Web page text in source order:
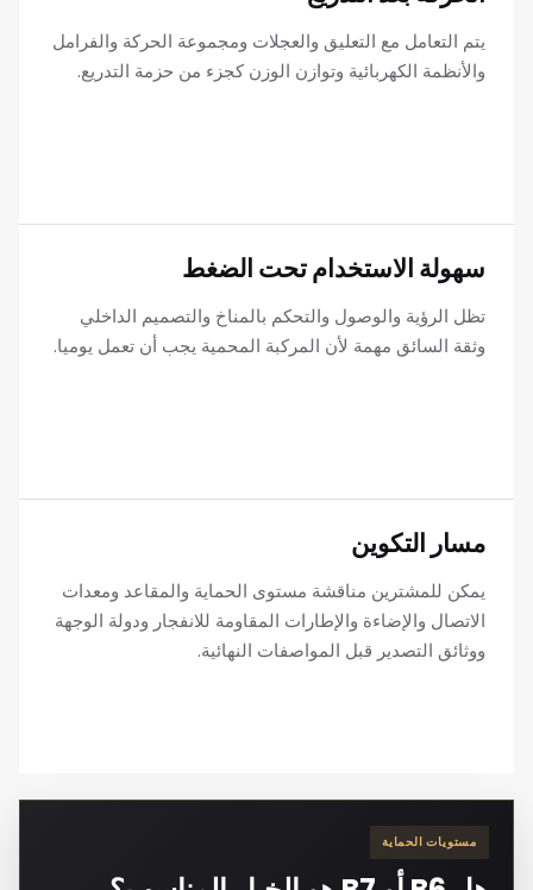
يتم التعامل مع التعليق والعجلات ومجموعة الحركة والفرامل
والأنظمة الكهربائية وتوازن الوزن كجزء من حزمة التدريع.
سهولة الاستخدام تحت الضغط
تظل الرؤية والوصول والتحكم بالمناخ والتصميم الداخلي
وثقة السائق مهمة لأن المركبة المحمية يجب أن تعمل يوميا.
مسار التكوين
يمكن للمشترين مناقشة مستوى الحماية والمقاعد ومعدات
الاتصال والإضاءة والإطارات المقاومة للانفجار ودولة الوجهة
ووثائق التصدير قبل المواصفات النهائية.
مستويات الحماية